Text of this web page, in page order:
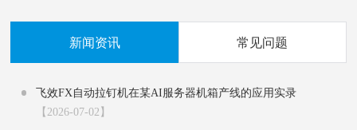
新闻资讯 常见问题
飞效FX自动拉钉机在某AI服务器机箱产线的应用实录‌
【2026-07-02】